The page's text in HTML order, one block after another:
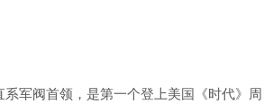
军阀首领，是第一个登上美国《时代》周